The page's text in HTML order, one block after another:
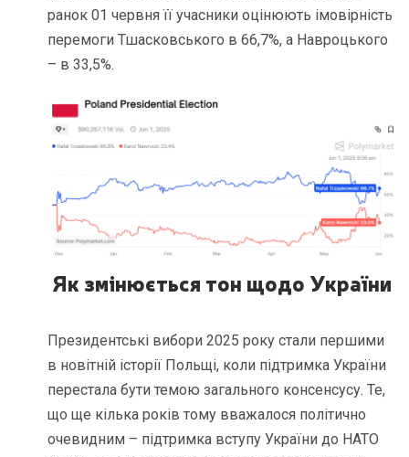
ранок 01 червня її учасники оцінюють імовірність
перемоги Тшасковського в 66,7%, а Навроцького
– в 33,5%.
Як змінюється тон щодо України
Президентські вибори 2025 року стали першими
в новітній історії Польщі, коли підтримка України
перестала бути темою загального консенсусу. Те,
що ще кілька років тому вважалося політично
очевидним – підтримка вступу України до НАТО